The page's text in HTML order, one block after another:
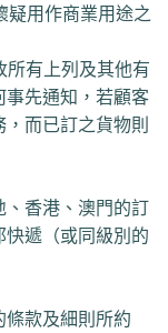
疑用作商業用途之
所有上列及其他有
先通知，若顧客
而已訂之貨物則
、香港、澳門的訂
快遞（或同級別的
款及細則所約